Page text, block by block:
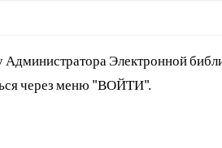
Электронной
через меню "ВОЙТИ".